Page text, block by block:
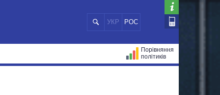
УКР РОС
Порівняння
політиків